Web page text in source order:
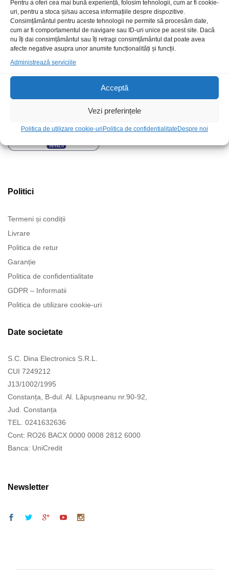
Pentru a oferi cea mai bună experiență, folosim tehnologii, cum ar fi cookie-
uri, pentru a stoca și/sau accesa informațiile despre dispozitive.
Consimțământul pentru aceste tehnologii ne permite să procesăm date,
cum ar fi comportamentul de navigare sau ID-uri unice pe acest site. Dacă
nu îți dai consimțământul sau îți retragi consimțământul dat poate avea
afecte negative asupra unor anumite funcționalități și funcții.
Administrează serviciile
Acceptă
Vezi preferințele
Politica de utilizare cookie-uri Politica de confidentialitate Despre noi
Informatii
Contact
Locatia magazinului
Politici
Termeni și condiții
Livrare
Politica de retur
Garanție
Politica de confidentialitate
GDPR – Informatii
Politica de utilizare cookie-uri
Date societate
S.C. Dina Electronics S.R.L.
CUI 7249212
J13/1002/1995
Constanța, B-dul. Al. Lăpușneanu nr.90-92,
Jud. Constanța
TEL. 0241632636
Cont: RO26 BACX 0000 0008 2812 6000
Banca: UniCredit
Newsletter